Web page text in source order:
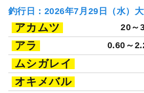
釣行日：2026年7月29日（水）
アカムツ 20～
アラ 0.60～
ムシガレイ
オキメバル